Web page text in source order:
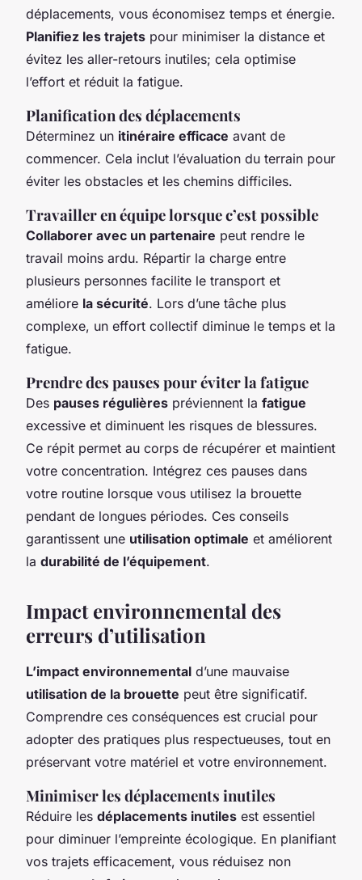
déplacements, vous économisez temps et énergie.
Planifiez les trajets pour minimiser la distance et
évitez les aller-retours inutiles; cela optimise
l’effort et réduit la fatigue.
Planification des déplacements
Déterminez un itinéraire efficace avant de
commencer. Cela inclut l’évaluation du terrain pour
éviter les obstacles et les chemins difficiles.
Travailler en équipe lorsque c’est possible
Collaborer avec un partenaire peut rendre le
travail moins ardu. Répartir la charge entre
plusieurs personnes facilite le transport et
améliore la sécurité. Lors d’une tâche plus
complexe, un effort collectif diminue le temps et la
fatigue.
Prendre des pauses pour éviter la fatigue
Des pauses régulières préviennent la fatigue
excessive et diminuent les risques de blessures.
Ce répit permet au corps de récupérer et maintient
votre concentration. Intégrez ces pauses dans
votre routine lorsque vous utilisez la brouette
pendant de longues périodes. Ces conseils
garantissent une utilisation optimale et améliorent
la durabilité de l’équipement.
Impact environnemental des
erreurs d’utilisation
L’impact environnemental d’une mauvaise
utilisation de la brouette peut être significatif.
Comprendre ces conséquences est crucial pour
adopter des pratiques plus respectueuses, tout en
préservant votre matériel et votre environnement.
Minimiser les déplacements inutiles
Réduire les déplacements inutiles est essentiel
pour diminuer l’empreinte écologique. En planifiant
vos trajets efficacement, vous réduisez non